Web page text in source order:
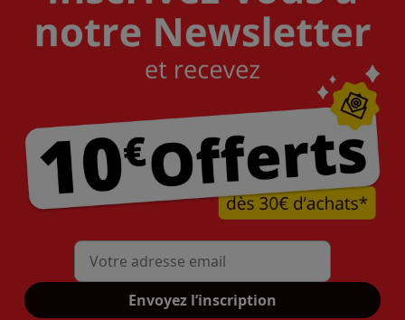
Mon adresse mail
Envoyez l’inscription